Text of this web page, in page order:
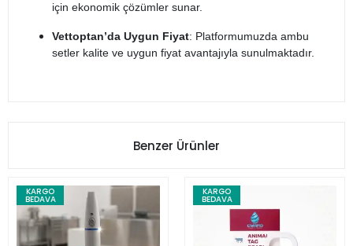
için ekonomik çözümler sunar.
Vettoptan’da Uygun Fiyat: Platformumuzda ambu
setler kalite ve uygun fiyat avantajıyla sunulmaktadır.
Benzer Ürünler
KARGO
BEDAVA
KARGO
BEDAVA